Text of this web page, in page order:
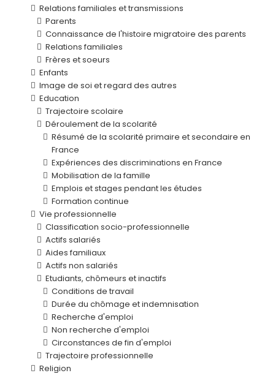
Relations familiales et transmissions
Parents
Connaissance de l'histoire migratoire des parents
Relations familiales
Frères et soeurs
Enfants
Image de soi et regard des autres
Education
Trajectoire scolaire
Déroulement de la scolarité
Résumé de la scolarité primaire et secondaire en
France
Expériences des discriminations en France
Mobilisation de la famille
Emplois et stages pendant les études
Formation continue
Vie professionnelle
Classification socio-professionnelle
Actifs salariés
Aides familiaux
Actifs non salariés
Etudiants, chômeurs et inactifs
Conditions de travail
Durée du chômage et indemnisation
Recherche d'emploi
Non recherche d'emploi
Circonstances de fin d'emploi
Trajectoire professionnelle
Religion